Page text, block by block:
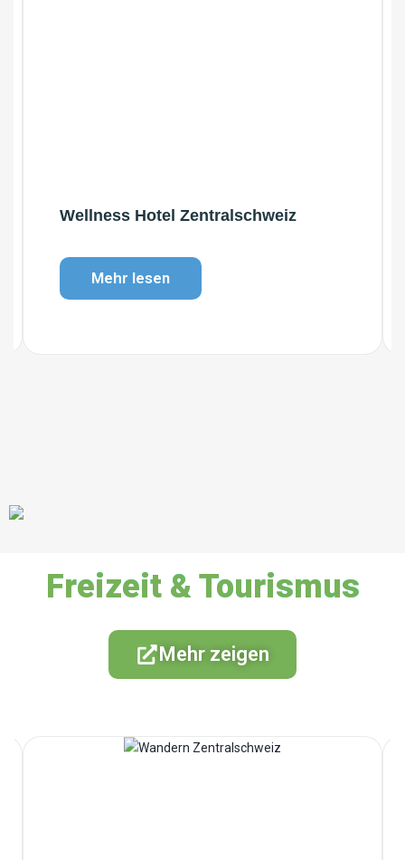
Wellness Hotel Zentralschweiz
Mehr lesen
Freizeit & Tourismus
Mehr zeigen